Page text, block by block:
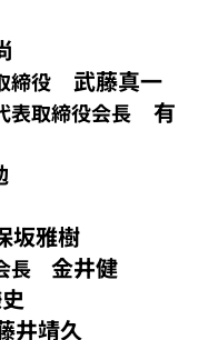
締役 武藤真一
表取締役会長 有
坂雅樹
長 金井健
井靖久